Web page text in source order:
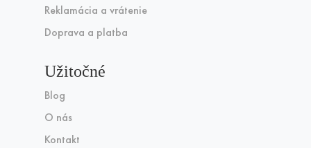
Reklamácia a vrátenie
Doprava a platba
Užitočné
Blog
O nás
Kontakt